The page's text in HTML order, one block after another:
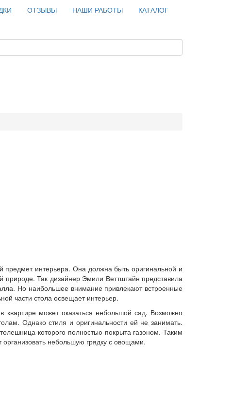
ОТЗЫВЫ НАШИ РАБОТЫ
КАТАЛОГ
интерьера. Она должна быть оригинальной и
природе. Так дизайнер Эмили Веттштайн представила
Но наибольшее внимание привлекают встроенные
части стола освещает интерьер.
может оказаться небольшой сад. Возможно
Однако стиля и оригинальности ей не занимать.
которого полностью покрыта газоном. Таким
небольшую грядку с овощами.